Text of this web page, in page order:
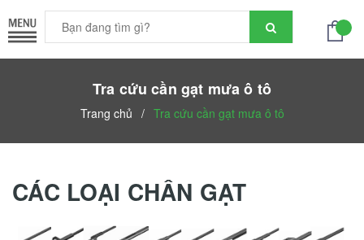
Tra cứu cần gạt mưa ô tô
Trang chủ / Tra cứu cần gạt mưa ô tô
CÁC LOẠI CHÂN GẠT